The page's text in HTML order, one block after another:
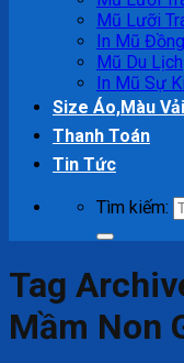
Mũ Lưỡi
In Mũ
Mũ Du Lịch
In Mũ Sự
Size Áo,Màu Vải
Thanh Toán
Tin Tức
Tìm kiếm:
Tag
Mầm Non